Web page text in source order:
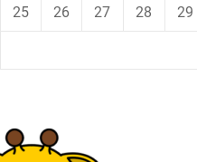
25 26 27 28 29